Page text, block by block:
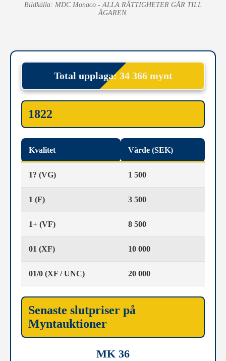
Bildkälla: MDC Monaco - ALLA RÄTTIGHETER GÅR TILL
ÄGAREN.
Total upplaga: 34 366 mynt
1822
Kvalitet Värde (SEK)
1? (VG) 1 500
1 (F) 3 500
1+ (VF) 8 500
01 (XF) 10 000
01/0 (XF / UNC) 20 000
Senaste slutpriser på
Myntauktioner
MK 36